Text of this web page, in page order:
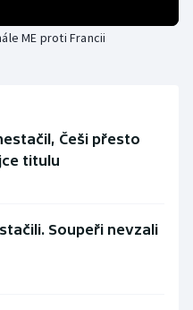
ME proti Francii
Češi přesto
titulu
Soupeři nevzali